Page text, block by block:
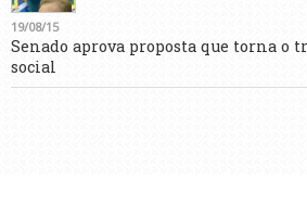
19/08/15
Senado aprova proposta que torna o
social